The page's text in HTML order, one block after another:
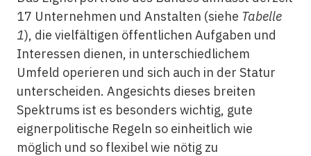
17 Unternehmen und Anstalten (siehe Tabelle
1), die vielfältigen öffentlichen Aufgaben und
Interessen dienen, in unterschiedlichem
Umfeld operieren und sich auch in der Statur
unterscheiden. Angesichts dieses breiten
Spektrums ist es besonders wichtig, gute
eignerpolitische Regeln so einheitlich wie
möglich und so flexibel wie nötig zu